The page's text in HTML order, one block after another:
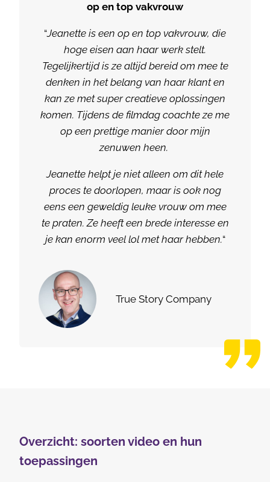
op en top vakvrouw
“Jeanette is een op en top vakvrouw, die
hoge eisen aan haar werk stelt.
Tegelijkertijd is ze altijd bereid om mee te
denken in het belang van haar klant en
kan ze met super creatieve oplossingen
komen. Tijdens de filmdag coachte ze me
op een prettige manier door mijn
zenuwen heen.
Jeanette helpt je niet alleen om dit hele
proces te doorlopen, maar is ook nog
eens een geweldig leuke vrouw om mee
te praten. Ze heeft een brede interesse en
je kan enorm veel lol met haar hebben.“
True Story Company
Overzicht: soorten video en hun
toepassingen